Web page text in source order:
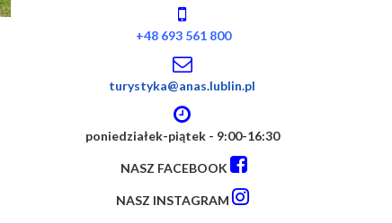
+48 693 561 800
turystyka@anas.lublin.pl
poniedziałek-piątek - 9:00-16:30
NASZ FACEBOOK
NASZ INSTAGRAM